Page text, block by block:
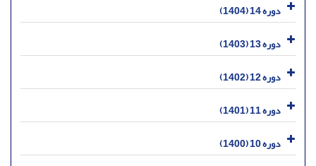
دوره 14 (1404)
دوره 13 (1403)
دوره 12 (1402)
دوره 11 (1401)
دوره 10 (1400)